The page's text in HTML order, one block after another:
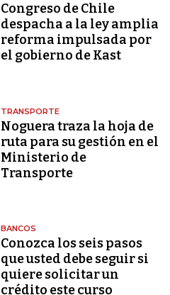
Congreso de Chile
despacha a la ley amplia
reforma impulsada por
el gobierno de Kast
TRANSPORTE
Noguera traza la hoja de
ruta para su gestión en el
Ministerio de
Transporte
BANCOS
Conozca los seis pasos
que usted debe seguir si
quiere solicitar un
crédito este curso